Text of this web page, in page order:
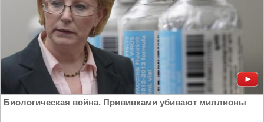
Биологическая война. Прививками убивают миллионы